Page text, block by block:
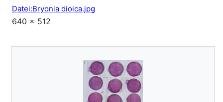
Datei:Bryonia dioica.jpg
640 × 512